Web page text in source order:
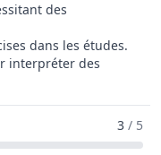
des
dans les études.
interpréter des
/ 3 / 5